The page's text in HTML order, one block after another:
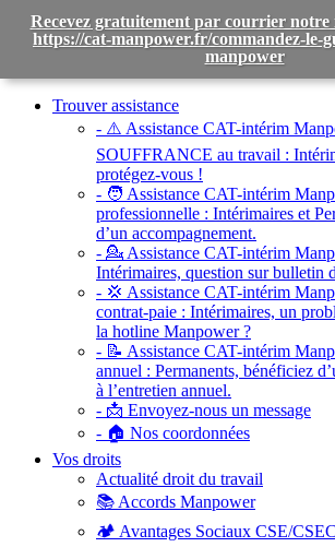
Toggle
navigationTrouver assistance
- ⚠️ Assistance CAT-intérim
SOUFFRANCE au travail :
protégez-vous !
- 🧑 Assistance CAT-intérim
professionnelle : Intérimaires et
d’un accompagnement.
- 💁 Assistance CAT-intérim
Intérimaires, question sur bulletin
- 💢 Assistance CAT-intérim
contrat-paie : Intérimaires, un
la hotline Manpower ?
- 📝 Assistance CAT-intérim
annuel : Permanents, bénéficiez
à l’entretien annuel.
- 📩 Envoyez-nous un message
- 🏠 Nos coordonnées
Vos droits
Actualité droit du travail
📚 Accords Manpower
🏕️ Avantages Sociaux CSE/
Recevez gratuitement par courrier notre
https://cat-manpower.fr/commandez-le-
manpower